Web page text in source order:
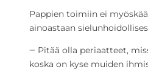
Pappien toimiin ei
ainoastaan
‒ Pitää olla periaatteet,
koska on kyse muiden